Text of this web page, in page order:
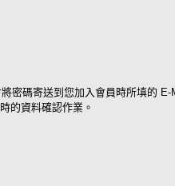
密碼寄送到您加入會員時所填的 E-
的資料確認作業。